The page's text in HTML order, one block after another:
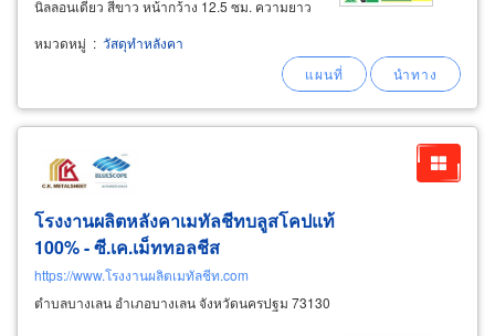
นิลลอนเดี่ยว สีขาว หน้ากว้าง 12.5 ซม. ความยาว
4 เมตร, 5 เมตร 6 เมตร หนา 7 มม. ใช้ติดตั้ง 8
แผ่นต่อความกว้าง 1เมตร ระยะแป 30ซม. - 40ซม.
หมวดหมู่ : วัสดุทำหลังคา
โรงงานผลิตหลังคาเมทัลชีทบลูสโคปแท้
100% - ซี.เค.เม็ททอลชีส
https://www.โรงงานผลิตเมทัลชีท.com
ตำบลบางเลน อำเภอบางเลน จังหวัดนครปฐม 73130